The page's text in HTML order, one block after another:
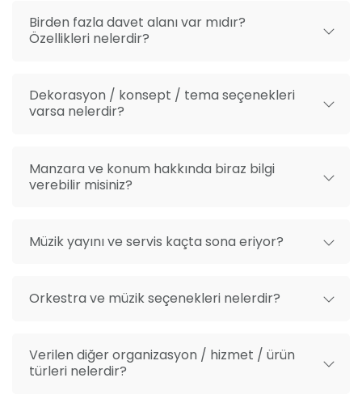
odası da mekanımız bünyesinde bulunmaktadır.
Birden fazla davet alanı var mıdır?
Özellikleri nelerdir?
Dekorasyon / konsept / tema seçenekleri
varsa nelerdir?
Manzara ve konum hakkında biraz bilgi
verebilir misiniz?
Müzik yayını ve servis kaçta sona eriyor?
Orkestra ve müzik seçenekleri nelerdir?
Verilen diğer organizasyon / hizmet / ürün
türleri nelerdir?